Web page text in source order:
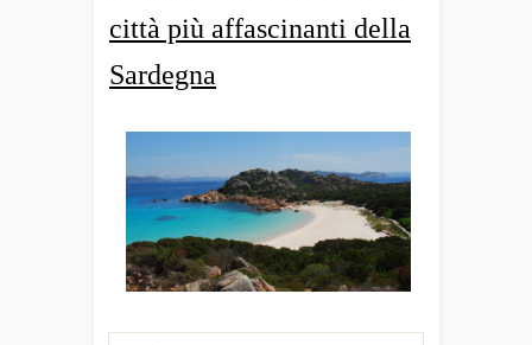
città più affascinanti della
Sardegna